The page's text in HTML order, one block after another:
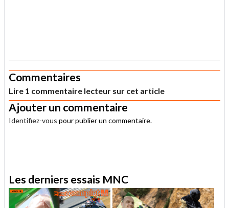
Commentaires
Lire 1 commentaire lecteur sur cet article
Ajouter un commentaire
Identifiez-vous pour publier un commentaire.
Les derniers essais MNC